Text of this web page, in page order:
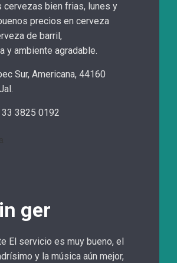
cervezas bien frias, lunes y
precios en cerveza
de barril,
y ambiente agradable.
Sur, Americana, 44160
3825 0192
ger
El servicio es muy bueno, el
y la música aún mejor,